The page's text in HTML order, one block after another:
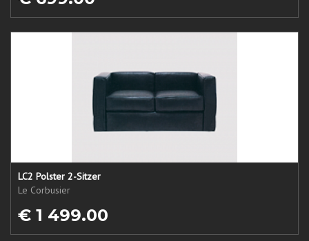
LC2 Polster 2-Sitzer
Le Corbusier
€ 1 499.00